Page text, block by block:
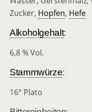
Zucker, Hopfen, Hefe
Alkoholgehalt:
6,8 % Vol.
Stammwürze:
16° Plato